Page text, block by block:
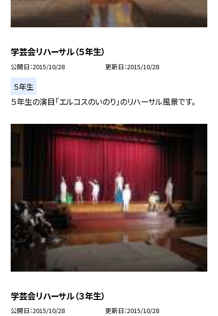
学芸会リハーサル（５年生）
公開日 2015/10/28 更新日 2015/10/28
５年生
５年生の演目「エルコスのいのり」のリハーサル風景です。
学芸会リハーサル（３年生）
公開日 2015/10/28 更新日 2015/10/28